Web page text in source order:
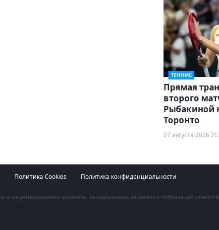
ТЕННИС
Прямая
второго
Рыбакиной
Торонто
07 августа 2026
Политика Cookies Политика конфиденциальности
и не рецензировать рукописи. За содержание рекламных публикаций